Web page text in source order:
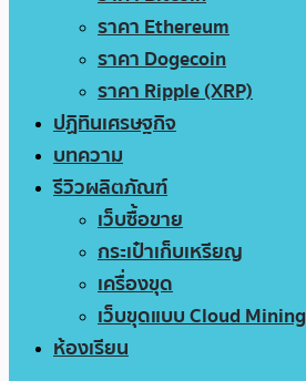
ราคา Ethereum
ราคา Dogecoin
ราคา Ripple (XRP)
ปฏิทินเศรษฐกิจ
บทความ
รีวิวผลิตภัณฑ์
เว็บซื้อขาย
กระเป๋าเก็บเหรียญ
เครื่องขุด
เว็บขุดแบบ Cloud Mining
ห้องเรียน